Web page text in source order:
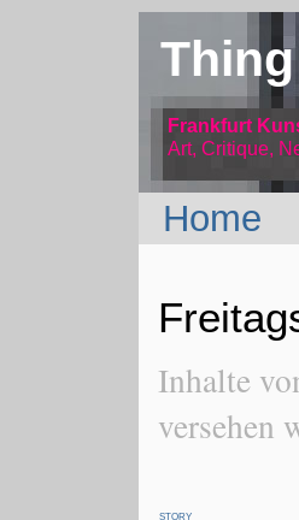
Frankfurt
Art, Critique,
Home
Inhalte
versehen
STORY